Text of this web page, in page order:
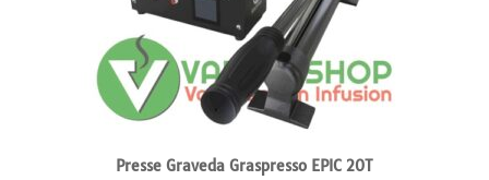
Presse Graveda Graspresso EPIC 20T